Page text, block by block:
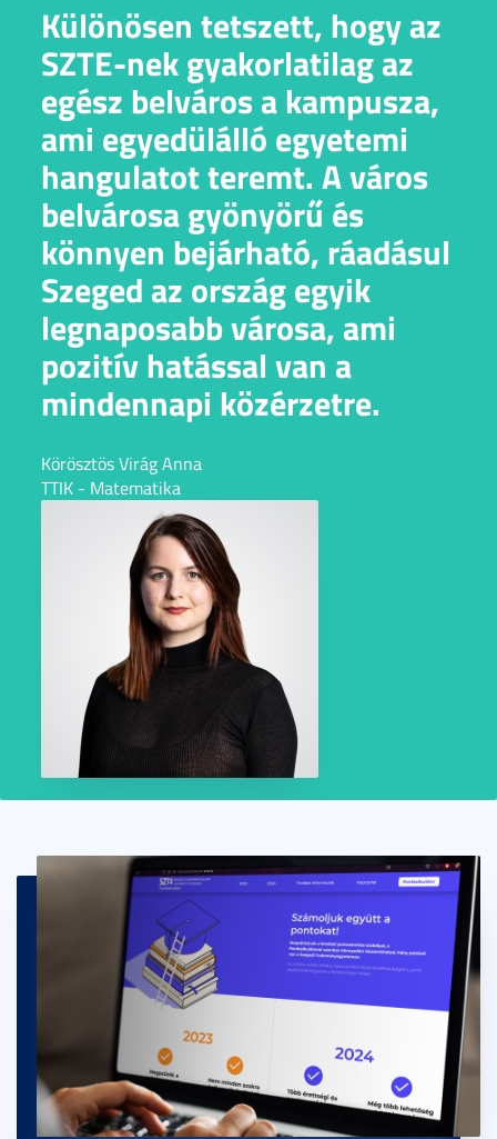
Különösen tetszett, hogy az
SZTE-nek gyakorlatilag az
egész belváros a kampusza,
ami egyedülálló egyetemi
hangulatot teremt. A város
belvárosa gyönyörű és
könnyen bejárható, ráadásul
Szeged az ország egyik
legnaposabb városa, ami
pozitív hatással van a
mindennapi közérzetre.
Körösztös Virág Anna
TTIK - Matematika